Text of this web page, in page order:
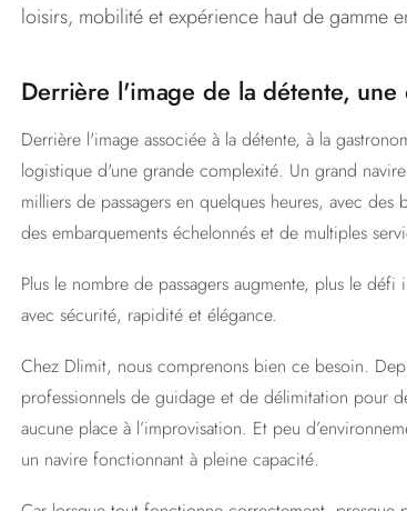
loisirs, mobilité et expérience haut de gamme
Derrière l'image de la détente,
Derrière l'image associée à la détente, à la
logistique d'une grande complexité. Un grand
milliers de passagers en quelques heures, avec
des embarquements échelonnés et de multiples
Plus le nombre de passagers augmente, plus le
avec sécurité, rapidité et élégance.
Chez Dlimit, nous comprenons bien ce besoin.
professionnels de guidage et de délimitation pour
aucune place à l’improvisation. Et peu
un navire fonctionnant à pleine capacité.